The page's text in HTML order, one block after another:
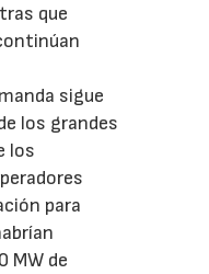
que
sigue
los grandes
los
para
MW de